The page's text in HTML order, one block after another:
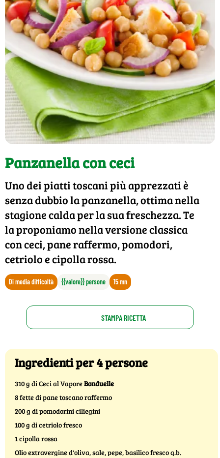
Panzanella con ceci
Uno dei piatti toscani più apprezzati è
senza dubbio la panzanella, ottima nella
stagione calda per la sua freschezza. Te
la proponiamo nella versione classica
con ceci, pane raffermo, pomodori,
cetriolo e cipolla rossa.
Di media difficoltà {{valore}} persone 15 mn
STAMPA RICETTA
Ingredienti per 4 persone
310 g di Ceci al VaporeBonduelle
8 fette di pane toscano raffermo
200 g di pomodorini ciliegini
100 g di cetriolo fresco
1 cipolla rossa
Olio extravergine d'oliva, sale, pepe, basilico fresco q.b.